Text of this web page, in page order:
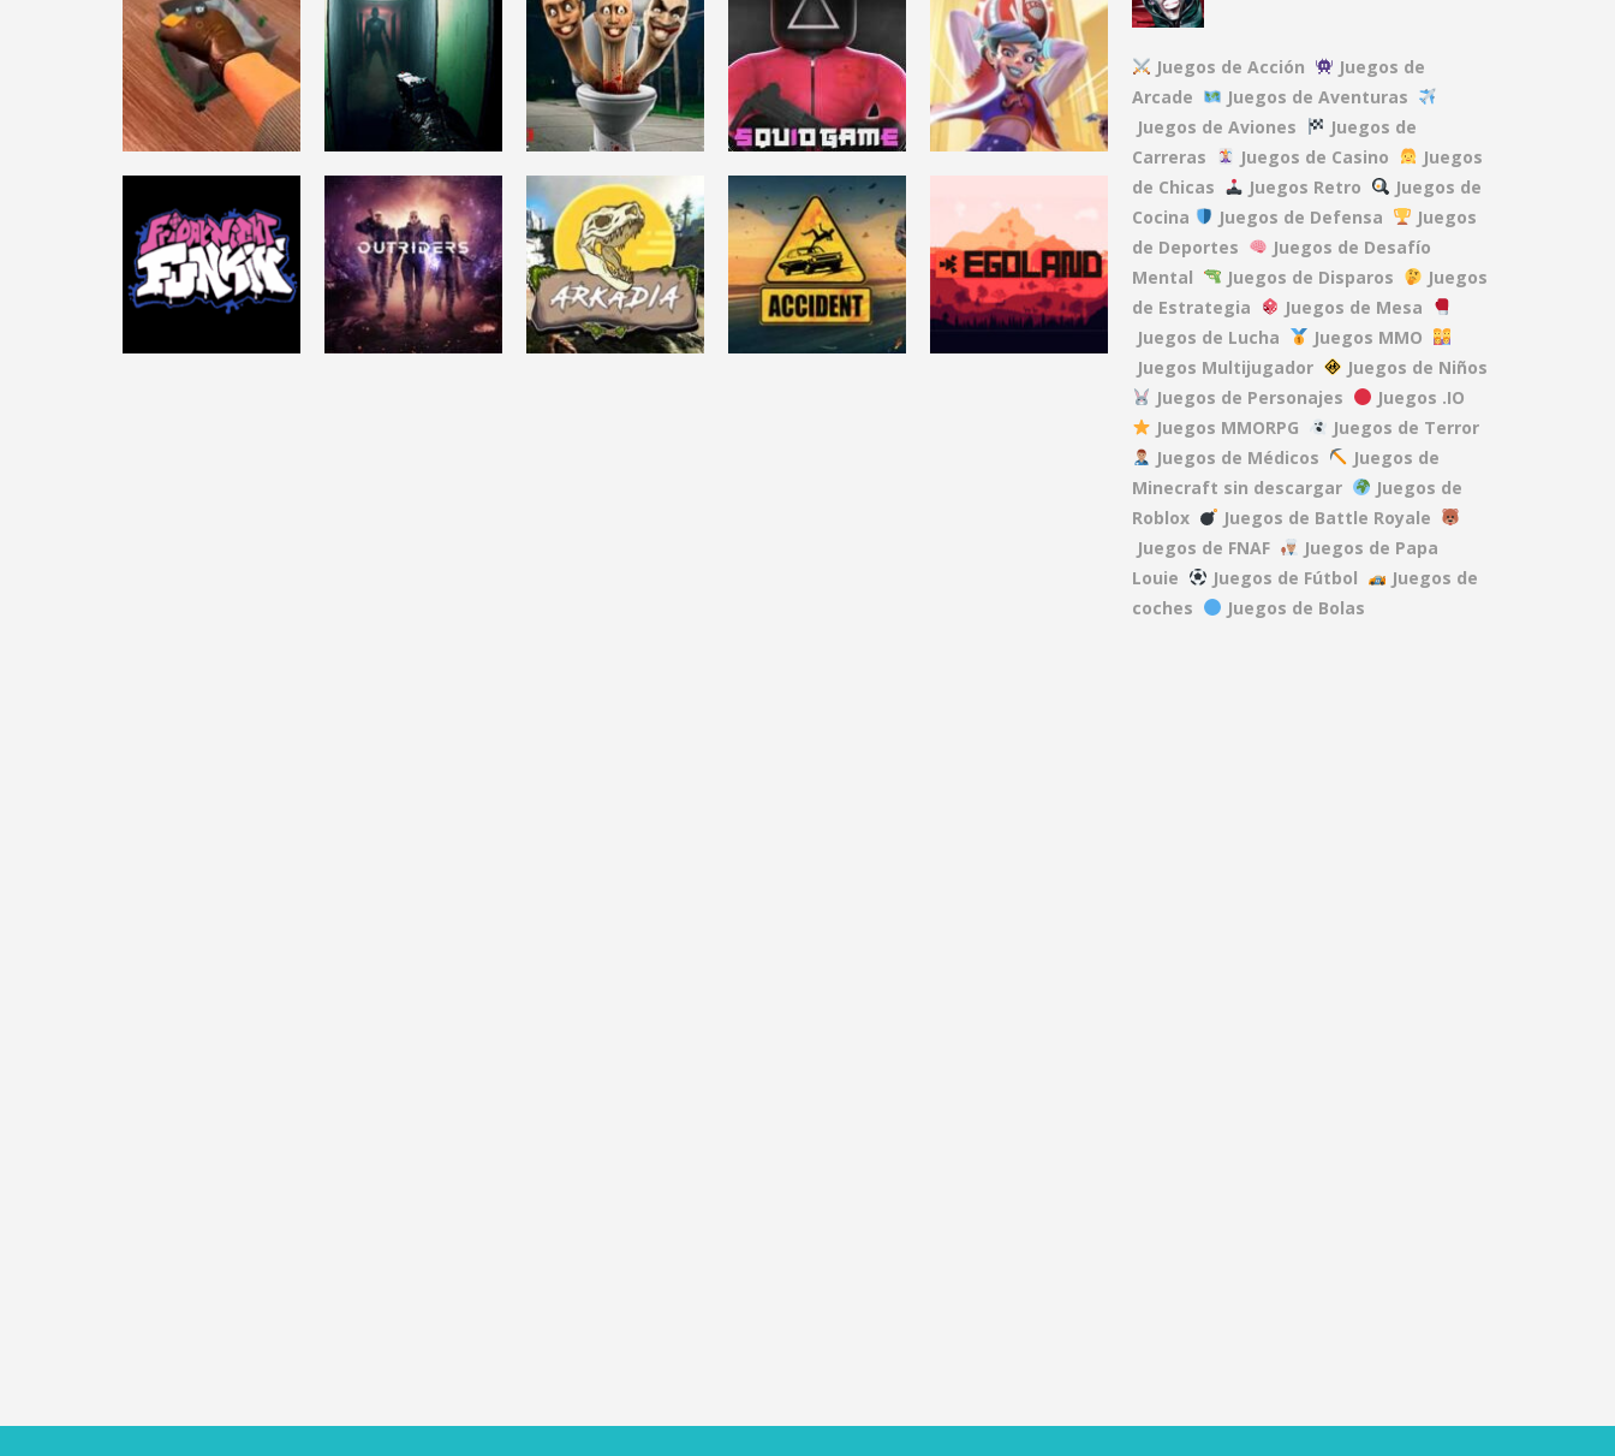
ACCIÓN
CRIME SCENE
CLEANER
6.32K
DISPAROS
DEPPART
PROTOTYPE
4.63K
DISPAROS
SKIBIDI TOILET
(Juego)
7.54K
ACCIÓN
Roblox: SQUID
GAME
45.3K
ACCIÓN
KNOCKOUT CITY
6.85K
AMANDA THE ..
NO, I’M NOT A ..
9.6K
CLOVERPIT (Juego ..
8.63K
FNAF: Secret of the ..
13.1K
DEAD RAILS
27.5K
REPO
40.1K
Juegos de Acción
Juegos de
Arcade
Juegos de Aventuras
Juegos de Aviones
Juegos de
Carreras
Juegos de Casino
Juegos
de Chicas
Juegos Retro
Juegos de
Cocina
Juegos de Defensa
Juegos
de Deportes
Juegos de Desafío
Mental
Juegos de Disparos
Juegos
de Estrategia
Juegos de Mesa
Juegos de Lucha
Juegos MMO
Juegos Multijugador
Juegos de Niños
Juegos de Personajes
Juegos .IO
Juegos MMORPG
Juegos de Terror
Juegos de Médicos
Juegos de
Minecraft sin descargar
Juegos de
Roblox
Juegos de Battle Royale
Juegos de FNAF
Juegos de Papa
Louie
Juegos de Fútbol
Juegos de
coches
Juegos de Bolas